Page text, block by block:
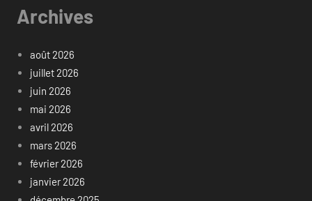
Archives
août 2026
juillet 2026
juin 2026
mai 2026
avril 2026
mars 2026
février 2026
janvier 2026